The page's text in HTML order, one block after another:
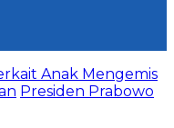
Anak Mengemis
Presiden Prabowo